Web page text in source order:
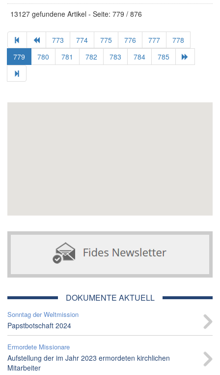
13127 gefundene Artikel - Seite: 779 / 876
773 774 775 776 777
778
779
780 781 782 783 784 785
DOKUMENTE AKTUELL
Sonntag der Weltmission
Papstbotschaft 2024
Ermordete Missionare
Aufstellung der im Jahr 2023 ermordeten kirchlichen
Mitarbeiter